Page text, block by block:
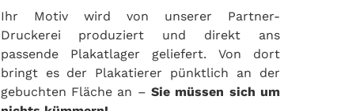
Ihr Motiv wird von unserer Partner-
Druckerei produziert und direkt ans
passende Plakatlager geliefert. Von dort
bringt es der Plakatierer pünktlich an der
gebuchten Fläche an – Sie müssen sich um